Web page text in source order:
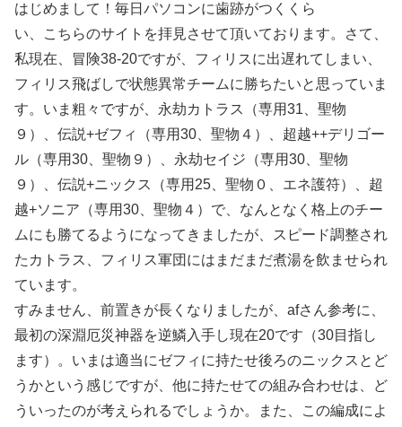
はじめまして！毎日パソコンに歯跡がつくくら
い、こちらのサイトを拝見させて頂いております。さて、
私現在、冒険38-20ですが、フィリスに出遅れてしまい、
フィリス飛ばしで状態異常チームに勝ちたいと思っていま
す。いま粗々ですが、永劫カトラス（専用31、聖物
９）、伝説+ゼフィ（専用30、聖物４）、超越++デリゴー
ル（専用30、聖物９）、永劫セイジ（専用30、聖物
９）、伝説+ニックス（専用25、聖物０、エネ護符）、超
越+ソニア（専用30、聖物４）で、なんとなく格上のチー
ムにも勝てるようになってきましたが、スピード調整され
たカトラス、フィリス軍団にはまだまだ煮湯を飲ませられ
ています。
すみません、前置きが長くなりましたが、afさん参考に、
最初の深淵厄災神器を逆鱗入手し現在20です（30目指し
ます）。いまは適当にゼフィに持たせ後ろのニックスとど
うかという感じですが、他に持たせての組み合わせは、ど
ういったのが考えられるでしょうか。また、この編成によ